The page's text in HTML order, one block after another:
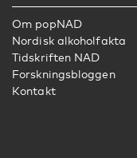
Om popNAD
Nordisk alkoholfakta
Tidskriften NAD
Forskningsbloggen
Kontakt